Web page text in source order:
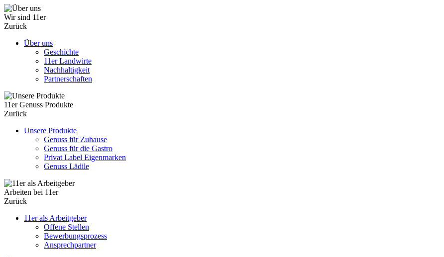
Wir sind 11er
Zurück
Über uns
Geschichte
11er Landwirte
Nachhaltigkeit
Partnerschaften
11er Genuss Produkte
Zurück
Unsere Produkte
Genuss für Zuhause
Genuss für die Gastro
Privat Label Eigenmarken
Genuss Lädile
Arbeiten bei 11er
Zurück
11er als Arbeitgeber
Offene Stellen
Bewerbungsprozess
Ansprechpartner